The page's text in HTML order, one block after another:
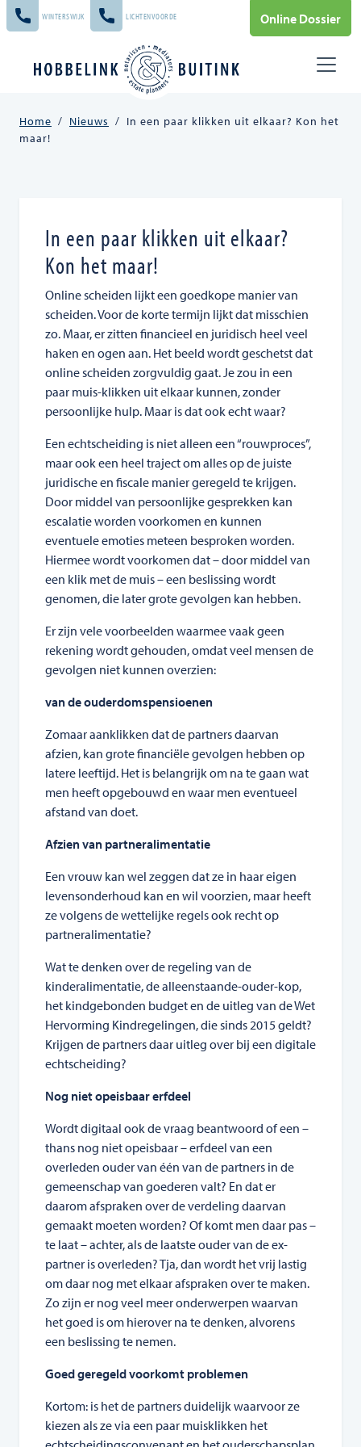
Skip to main content
WINTERSWIJK LICHTENVOORDE Online Dossier
Home / Nieuws / In een paar klikken uit elkaar? Kon het
maar!
In een paar klikken uit elkaar?
Kon het maar!
Online scheiden lijkt een goedkope manier van
scheiden. Voor de korte termijn lijkt dat misschien
zo. Maar, er zitten financieel en juridisch heel veel
haken en ogen aan. Het beeld wordt geschetst dat
online scheiden zorgvuldig gaat. Je zou in een
paar muis-klikken uit elkaar kunnen, zonder
persoonlijke hulp. Maar is dat ook echt waar?
Een echtscheiding is niet alleen een “rouwproces”,
maar ook een heel traject om alles op de juiste
juridische en fiscale manier geregeld te krijgen.
Door middel van persoonlijke gesprekken kan
escalatie worden voorkomen en kunnen
eventuele emoties meteen besproken worden.
Hiermee wordt voorkomen dat – door middel van
een klik met de muis – een beslissing wordt
genomen, die later grote gevolgen kan hebben.
Er zijn vele voorbeelden waarmee vaak geen
rekening wordt gehouden, omdat veel mensen de
gevolgen niet kunnen overzien:
van de ouderdomspensioenen
Zomaar aanklikken dat de partners daarvan
afzien, kan grote financiële gevolgen hebben op
latere leeftijd. Het is belangrijk om na te gaan wat
men heeft opgebouwd en waar men eventueel
afstand van doet.
Afzien van partneralimentatie
Een vrouw kan wel zeggen dat ze in haar eigen
levensonderhoud kan en wil voorzien, maar heeft
ze volgens de wettelijke regels ook recht op
partneralimentatie?
Wat te denken over de regeling van de
kinderalimentatie, de alleenstaande-ouder-kop,
het kindgebonden budget en de uitleg van de Wet
Hervorming Kindregelingen, die sinds 2015 geldt?
Krijgen de partners daar uitleg over bij een digitale
echtscheiding?
Nog niet opeisbaar erfdeel
Wordt digitaal ook de vraag beantwoord of een –
thans nog niet opeisbaar – erfdeel van een
overleden ouder van één van de partners in de
gemeenschap van goederen valt? En dat er
daarom afspraken over de verdeling daarvan
gemaakt moeten worden? Of komt men daar pas –
te laat – achter, als de laatste ouder van de ex-
partner is overleden? Tja, dan wordt het vrij lastig
om daar nog met elkaar afspraken over te maken.
Zo zijn er nog veel meer onderwerpen waarvan
het goed is om hierover na te denken, alvorens
een beslissing te nemen.
Goed geregeld voorkomt problemen
Kortom: is het de partners duidelijk waarvoor ze
kiezen als ze via een paar muisklikken het